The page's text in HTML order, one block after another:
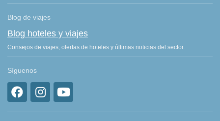
Blog de viajes
Blog hoteles y viajes
Consejos de viajes, ofertas de hoteles y últimas noticias del sector.
Síguenos